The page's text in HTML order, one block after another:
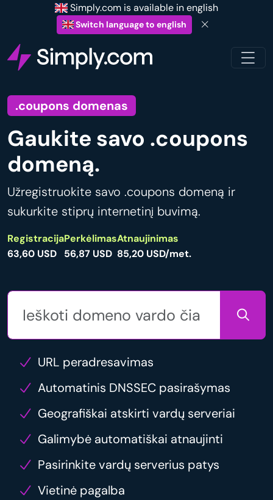
Simply.com is available in english
Switch language to english
.coupons domenas
Gaukite savo .coupons
domeną.
Užregistruokite savo .coupons domeną ir
sukurkite stiprų internetinį buvimą.
Registracija
63,60 USD
Perkėlimas
56,87 USD
Atnaujinimas
85,20 USD/met.
URL peradresavimas
Automatinis DNSSEC pasirašymas
Geografiškai atskirti vardų serveriai
Galimybė automatiškai atnaujinti
Pasirinkite vardų serverius patys
Vietinė pagalba